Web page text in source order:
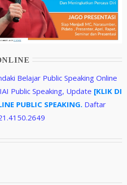
Belajar Public Speaking Online
Public Speaking, Update [KLIK DI
PUBLIC SPEAKING. Daftar